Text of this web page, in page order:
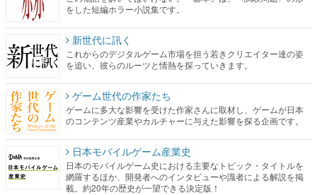
をした短編ホラー小説集です。
新世代に訊く
これからのデジタルゲーム市場を担う若きクリエイター達の姿
を追い、彼らのルーツと情熱を探っていきます。
ゲーム世代の作家たち
ゲームに多大な影響を受けた作家さんに取材し、ゲームが日本
のコンテンツ産業やカルチャーに与えた影響を探る企画です。
日本モバイルゲーム産業史
日本のモバイルゲーム史における主要なトピック・タイトルを
網羅するほか、開発者へのインタビューや識者による解説を掲
載。約20年の歴史が一望できる決定版！